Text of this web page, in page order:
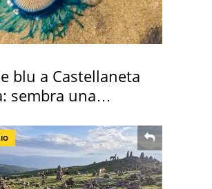
blu a Castellaneta
sembra una